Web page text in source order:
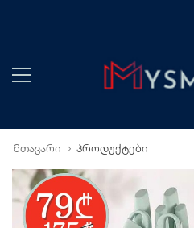
მთავარი პროდუქტები